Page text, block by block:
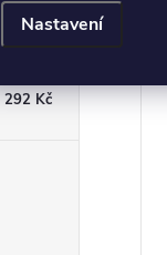
Nastavení
292Kč